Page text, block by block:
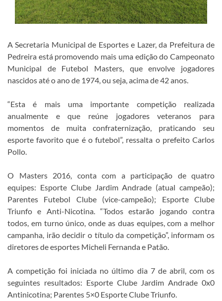
A Secretaria Municipal de Esportes e Lazer, da Prefeitura de
Pedreira está promovendo mais uma edição do Campeonato
Municipal de Futebol Masters, que envolve jogadores
nascidos até o ano de 1974, ou seja, acima de 42 anos.
“Esta é mais uma importante competição realizada
anualmente e que reúne jogadores veteranos para
momentos de muita confraternização, praticando seu
esporte favorito que é o futebol”, ressalta o prefeito Carlos
Pollo.
O Masters 2016, conta com a participação de quatro
equipes: Esporte Clube Jardim Andrade (atual campeão);
Parentes Futebol Clube (vice-campeão); Esporte Clube
Triunfo e Anti-Nicotina. “Todos estarão jogando contra
todos, em turno único, onde as duas equipes, com a melhor
campanha, irão decidir o título da competição”, informam os
diretores de esportes Micheli Fernanda e Patão.
A competição foi iniciada no último dia 7 de abril, com os
seguintes resultados: Esporte Clube Jardim Andrade 0x0
Antinicotina; Parentes 5×0 Esporte Clube Triunfo.